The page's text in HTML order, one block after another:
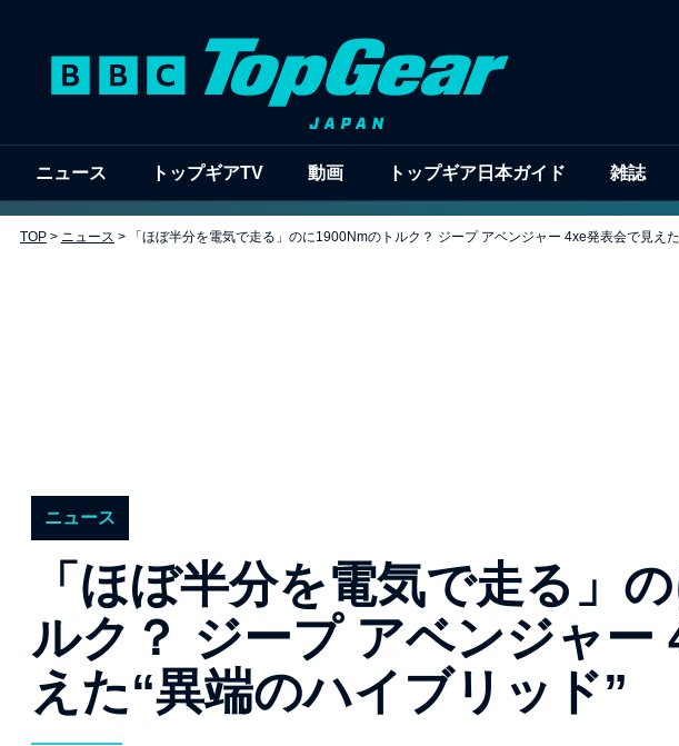
ニュース トップギアTV 動画 トップギア日本ガイド 雑誌
TOP > ニュース > 「ほぼ半分を電気で走る」のに1900Nmのトルク？ ジープ アベンジャー 4xe発表会で見え
ニュース
「ほぼ半分を電気で走る」
ルク？ ジープ アベンジャー
えた“異端のハイブリッド”